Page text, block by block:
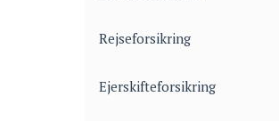
Rejseforsikring
Ejerskifteforsikring